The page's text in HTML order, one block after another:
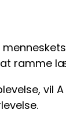
ramme
vil